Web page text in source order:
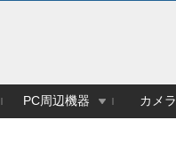
PC周辺機器 カメラ